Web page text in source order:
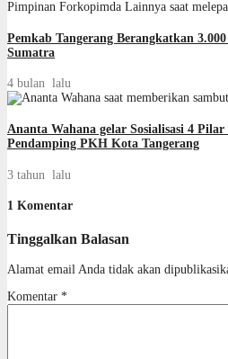
Pemkab Tangerang Berangkatkan
Sumatra
4 bulan lalu
Ananta Wahana gelar Sosialisasi 4
Pendamping PKH Kota Tangerang
3 tahun lalu
1 Komentar
Tinggalkan Balasan
Alamat email Anda tidak akan
Komentar *